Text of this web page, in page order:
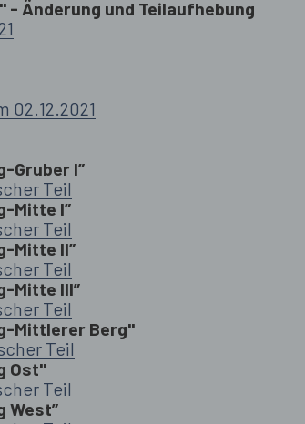
- Änderung und Teilaufhebung
02.12.2021
Gruber I”
Teil
Mitte I”
Teil
Mitte II”
Teil
Mitte III”
Teil
Mittlerer Berg"
Teil
Ost"
Teil
West”